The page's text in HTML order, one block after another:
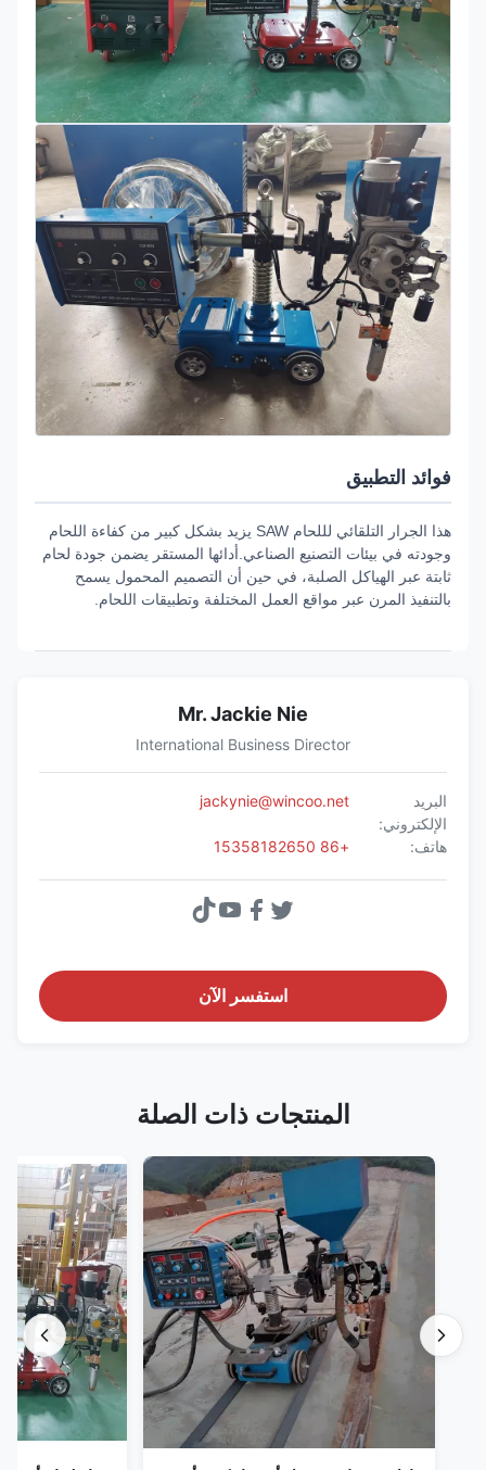
فوائد التطبيق
هذا الجرار التلقائي لللحام SAW يزيد بشكل كبير من كفاءة اللحام
وجودته في بيئات التصنيع الصناعي.أدائها المستقر يضمن جودة لحام
ثابتة عبر الهياكل الصلبة، في حين أن التصميم المحمول يسمح
بالتنفيذ المرن عبر مواقع العمل المختلفة وتطبيقات اللحام.
Mr. Jackie Nie
International Business Director
البريد
الإلكتروني:
jackynie@wincoo.net
هاتف: +86 15358182650
استفسر الآن
المنتجات ذات الصلة